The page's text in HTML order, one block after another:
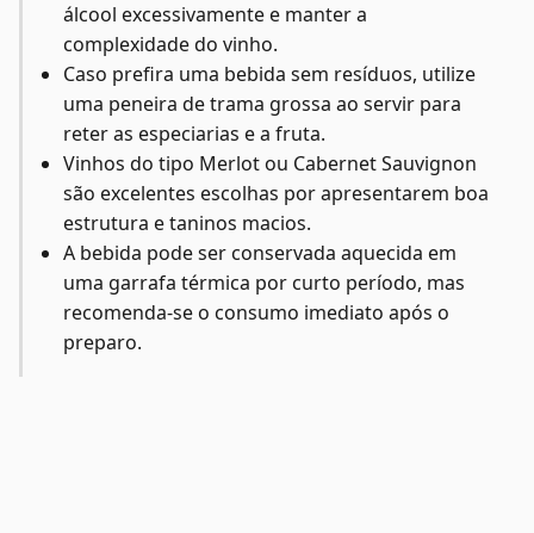
álcool excessivamente e manter a
complexidade do vinho.
Caso prefira uma bebida sem resíduos, utilize
uma peneira de trama grossa ao servir para
reter as especiarias e a fruta.
Vinhos do tipo Merlot ou Cabernet Sauvignon
são excelentes escolhas por apresentarem boa
estrutura e taninos macios.
A bebida pode ser conservada aquecida em
uma garrafa térmica por curto período, mas
recomenda-se o consumo imediato após o
preparo.